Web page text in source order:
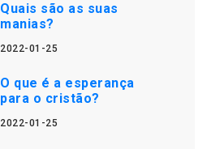
Quais são as suas
manias?
2022-01-25
O que é a esperança
para o cristão?
2022-01-25